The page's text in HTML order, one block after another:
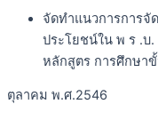
จัดทำแนวการการจั
ประโยชน์ใน พ ร .บ
หลักสูตร การศึกษา
ตุลาคม พ.ศ.2546